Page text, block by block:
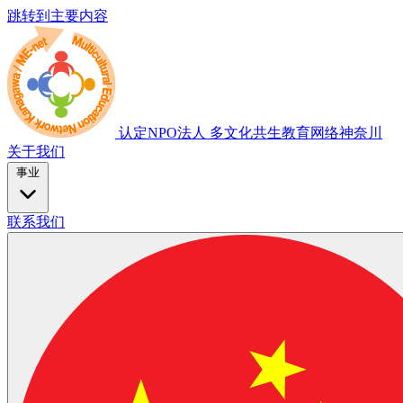
跳转到主要内容
认定NPO法人 多文化共生教育网络神奈川
关于我们
事业
联系我们